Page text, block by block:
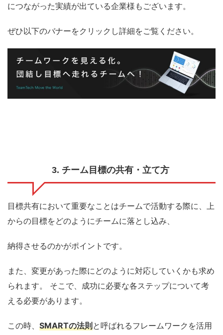
につながった実績が出ている企業様もございます。
ぜひ以下のバナーをクリックし詳細をご覧ください。
3. チーム目標の共有・立て方
目標共有において重要なことはチームで活動する際に、上
からの目標をどのようにチームに落とし込み、
納得させるのかがポイントです。
また、変更があった際にどのように対応していくかも求め
られます。
そこで、成功に必要な各ステップについて考
える必要があります。
この時、 SMARTの法則と呼ばれるフレームワークを活用